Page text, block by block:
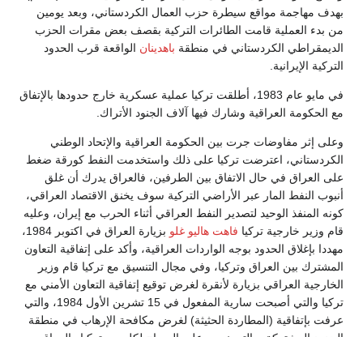
بهدف مهاجمة مواقع سيطرة حزب العمال الكردستاني، وبعد يومين
من بدء العملية قامت الطائرات التركية بقصف بعض مقرات الحزب
الديمقراطي الكردستاني في منطقة باهدينان الواقعة قرب الحدود
التركية الإيرانية.
في مايو عام 1983، أطلقت تركيا عملية عسكرية خارج حدودها بالإتفاق
مع الحكومة العراقية وشارك فيها آلاف الجنود الأتراك.
وعلى إثر مفاوضات جرت بين الحكومة العراقية والإتحاد الوطني
الكردستاني، اعترضت تركيا على ذلك واستخدمت النفط كورقة ضغط
على العراق في حال الاتفاق بين الطرفين، فالعراق يدرك أن غلق
أنبوب النفط المار عبر الأراضي التركية سوف يخنق الاقتصاد العراقي،
كونه المنفذ الوحيد لتصدير النفط العراقي أثناء الحرب مع إيران، وعليه
قام وزير خارجية تركيا فاهت هاليو غلو
بزيارة العراق في اكتوبر 1984،
مهددا بإغلاق الحدود بوجه الواردات العراقية، وأكد على إتفاقية التعاون
المشترك بين العراق وتركيا، وفي مجال التنسيق مع تركيا قام وزير
الخارجية العراقي بزيارة لأنقرة لغرض توقيع إتفاقية التعاون الأمني مع
تركيا والتي أصبحت سارية المفعول في 15 تشرين الأول 1984، والتي
عرفت بإتفاقية (المطاردة الحثيثة) لغرض مكافحة الإرهاب في منطقة